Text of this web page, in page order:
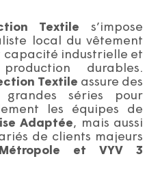
Textile s’impose
local du vêtement
industrielle et
durables.
Textile assure des
grandes séries pour
les équipes de
Adaptée, mais aussi
de clients majeurs
Métropole et VYV 3